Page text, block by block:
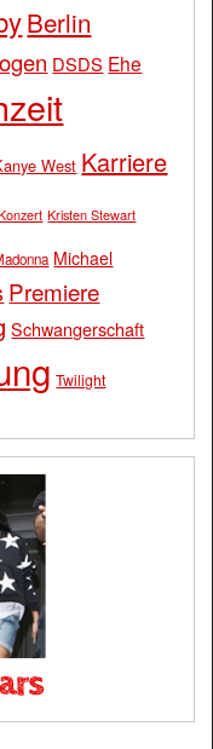
Berlin
DSDS Ehe
West Karriere
Kristen Stewart
Michael
Premiere
Schwangerschaft
Twilight